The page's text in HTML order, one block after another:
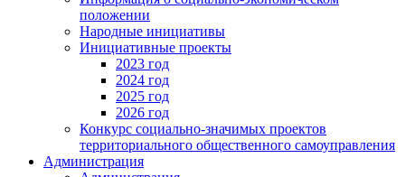
положении
Народные инициативы
Инициативные проекты
2023 год
2024 год
2025 год
2026 год
Конкурс социально-значимых проектов
территориального общественного самоуправления
Администрация